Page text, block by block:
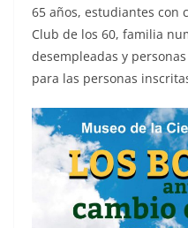
65 años, estudiantes con
Club de los 60, familia
desempleadas y
para las personas